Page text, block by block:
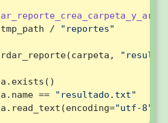
/
"reportes"
==
"resultado.txt"
"utf-8"